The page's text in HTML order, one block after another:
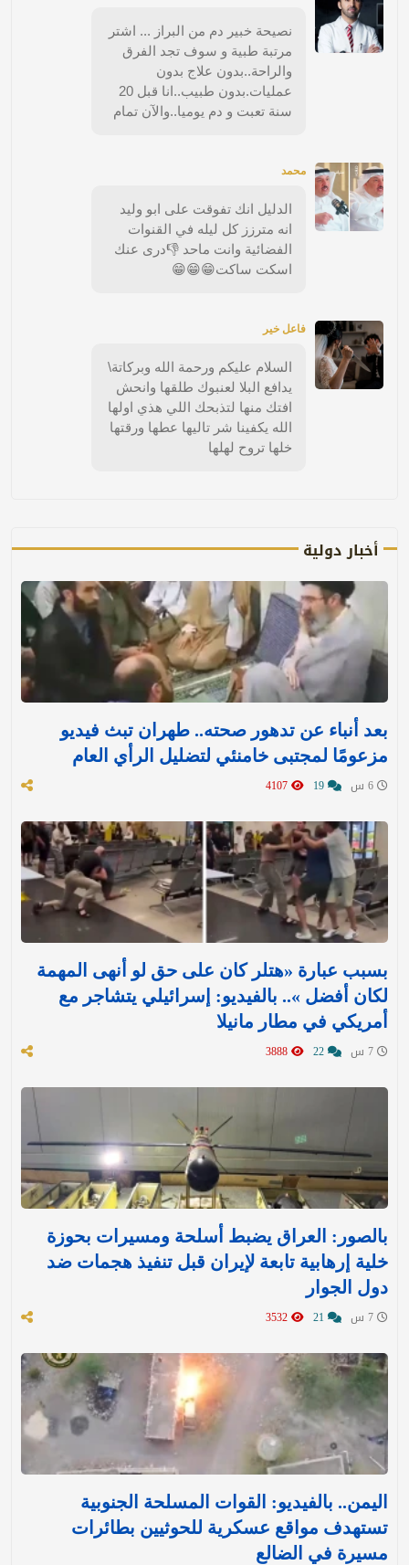
نصيحة خبير دم من البراز ... اشتر
مرتبة طبية و سوف تجد الفرق
والراحة..بدون علاج بدون
عمليات.بدون طبيب..انا قبل 20
سنة تعبت و دم يوميا..والآن تمام
محمد
الدليل انك تفوقت على ابو وليد
انه مترزز كل ليله في القنوات
الفضائية وانت ماحد 👎درى عنك
اسكت ساكت😁😁😁
فاعل خير
السلام عليكم ورحمة الله وبركاتة\
يدافع البلا لعنبوك طلقها وانحش
افتك منها لتذبحك اللي هذي اولها
الله يكفينا شر تاليها عطها ورقتها
خلها تروح لهلها
أخبار دولية
بعد أنباء عن تدهور صحته.. طهران تبث فيديو
مزعومًا لمجتبى خامنئي لتضليل الرأي العام
بسبب عبارة «هتلر كان على حق لو أنهى المهمة
لكان أفضل ».. بالفيديو: إسرائيلي يتشاجر مع
أمريكي في مطار مانيلا
بالصور: العراق يضبط أسلحة ومسيرات بحوزة
خلية إرهابية تابعة لإيران قبل تنفيذ هجمات ضد
دول الجوار
اليمن.. بالفيديو: القوات المسلحة الجنوبية
تستهدف مواقع عسكرية للحوثيين بطائرات
مسيرة في الضالع